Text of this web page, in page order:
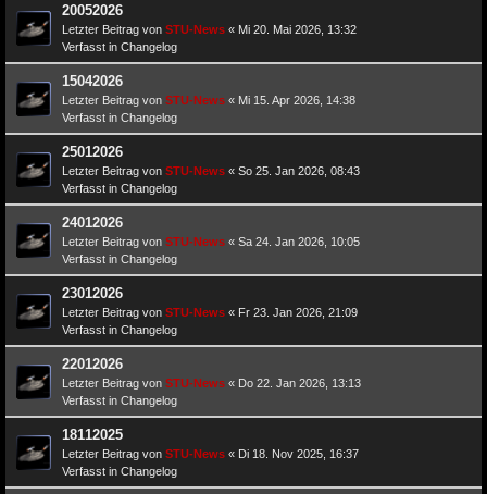
20052026
Letzter Beitrag von STU-News « Mi 20. Mai 2026, 13:32
Verfasst in Changelog
15042026
Letzter Beitrag von STU-News « Mi 15. Apr 2026, 14:38
Verfasst in Changelog
25012026
Letzter Beitrag von STU-News « So 25. Jan 2026, 08:43
Verfasst in Changelog
24012026
Letzter Beitrag von STU-News « Sa 24. Jan 2026, 10:05
Verfasst in Changelog
23012026
Letzter Beitrag von STU-News « Fr 23. Jan 2026, 21:09
Verfasst in Changelog
22012026
Letzter Beitrag von STU-News « Do 22. Jan 2026, 13:13
Verfasst in Changelog
18112025
Letzter Beitrag von STU-News « Di 18. Nov 2025, 16:37
Verfasst in Changelog